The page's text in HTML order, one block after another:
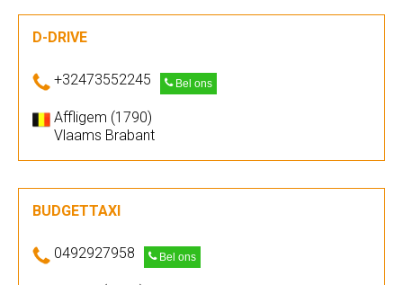
D-DRIVE
+32473552245 Bel ons
Affligem (1790)
Vlaams Brabant
BUDGETTAXI
0492927958 Bel ons